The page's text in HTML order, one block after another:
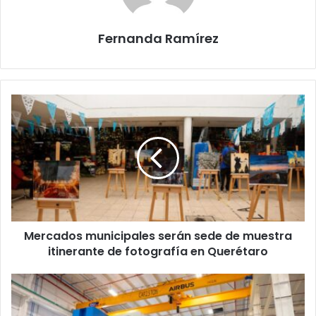
Fernanda Ramírez
Mercados
municipales
serán
sede
de
muestra
itinerante
de
fotografía
Querétaro
Mercados municipales serán sede de muestra
itinerante de fotografía en Querétaro
Airbus
amplía
operaciones